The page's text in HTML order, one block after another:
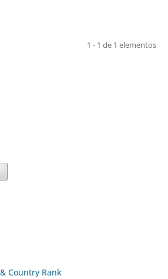
1 - 1 de 1 elementos